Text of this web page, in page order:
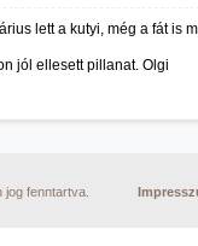
lett a kutyi, még a fát is
jól ellesett pillanat. Olgi
fenntartva.